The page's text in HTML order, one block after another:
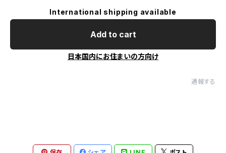
International shipping available
Add to cart
日本国内にお住まいの方向け
通報する